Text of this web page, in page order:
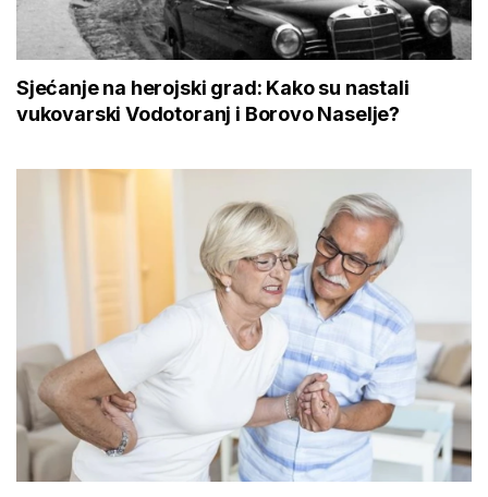
Sjećanje na herojski grad: Kako su nastali
vukovarski Vodotoranj i Borovo Naselje?